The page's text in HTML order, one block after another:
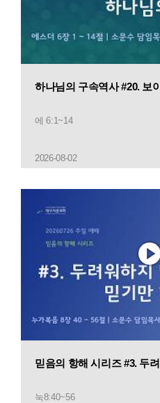
하나님의 구속역사 #20. 보
에 6:1~14
2026-08-02
믿음의 항해 시리즈 #3. 두
눅8:40~56